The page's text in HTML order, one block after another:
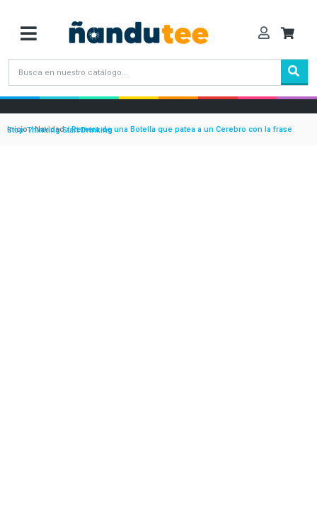
Inicio/Navidad
/ Remera de una Botella que patea a un Cerebro con la frase Stop Thinking Start Drinking